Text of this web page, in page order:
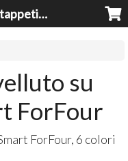
Braccioli per auto, tappeti auto, accessori auto MADE IN ITALY - Armrests, Mittelarmlehnen, Accoundoirs
su
ForFour
ForFour, 6 colori